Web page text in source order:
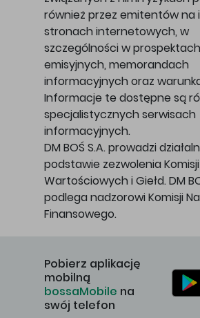
również przez emitentów na
stronach internetowych, w
szczególności w prospektach
emisyjnych, memorandach
informacyjnych oraz
Informacje te dostępne są
specjalistycznych serwisach
informacyjnych.
DM BOŚ S.A. prowadzi
podstawie zezwolenia
Wartościowych i Giełd. DM
podlega nadzorowi Komisji
Finansowego.
Pobierz aplikację
mobilną
bossaMobile na
swój telefon